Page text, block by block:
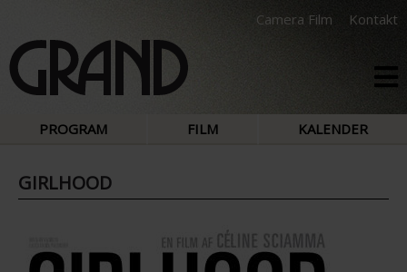
Camera Film Kontakt
PROGRAM FILM KALENDER
GIRLHOOD